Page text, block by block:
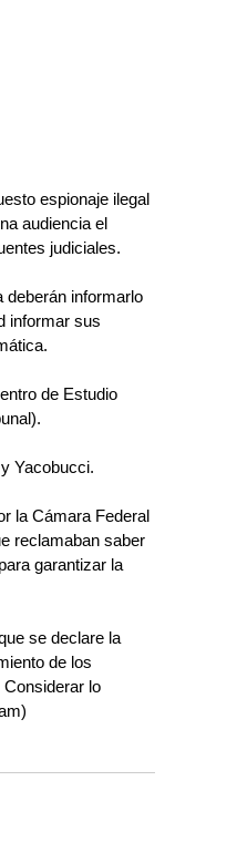
espionaje ilegal
audiencia el
judiciales.
deberán informarlo
informar sus
de Estudio
Yacobucci.
la Cámara Federal
reclamaban saber
garantizar la
se declare la
de los
lo